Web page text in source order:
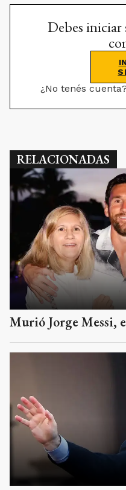
Debes iniciar
¿No tenés
RELACIONADAS
Murió Jorge Messi,